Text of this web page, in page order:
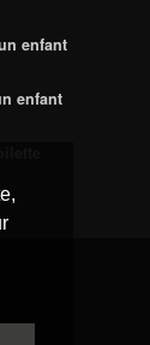
enfant
enfant